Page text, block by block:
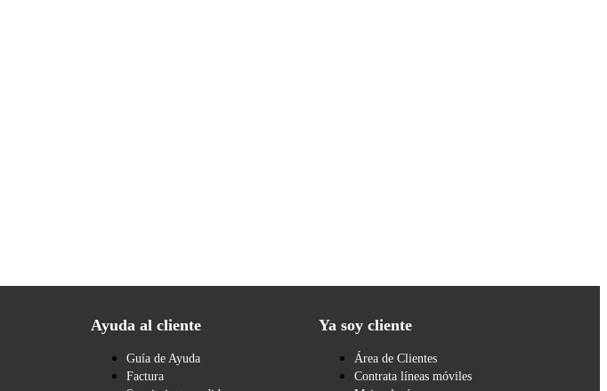
Ayuda al cliente
Guía de Ayuda
Factura
Ya soy cliente
Área de Clientes
Contrata líneas móviles